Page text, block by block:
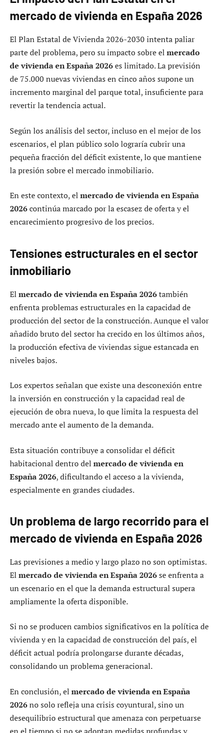
mercado de vivienda en España 2026
El Plan Estatal de Vivienda 2026-2030 intenta paliar
parte del problema, pero su impacto sobre el mercado
de vivienda en España 2026es limitado. La previsión
de 75.000 nuevas viviendas en cinco años supone un
incremento marginal del parque total, insuficiente para
revertir la tendencia actual.
Según los análisis del sector, incluso en el mejor de los
escenarios, el plan público solo lograría cubrir una
pequeña fracción del déficit existente, lo que mantiene
la presión sobre el mercado inmobiliario.
En este contexto, el mercado de vivienda en España
2026continúa marcado por la escasez de oferta y el
encarecimiento progresivo de los precios.
Tensiones estructurales en el sector
inmobiliario
El mercado de vivienda en España 2026también
enfrenta problemas estructurales en la capacidad de
producción del sector de la construcción. Aunque el valor
añadido bruto del sector ha crecido en los últimos años,
la producción efectiva de viviendas sigue estancada en
niveles bajos.
Los expertos señalan que existe una desconexión entre
la inversión en construcción y la capacidad real de
ejecución de obra nueva, lo que limita la respuesta del
mercado ante el aumento de la demanda.
Esta situación contribuye a consolidar el déficit
habitacional dentro del mercado de vivienda en
España 2026, dificultando el acceso a la vivienda,
especialmente en grandes ciudades.
Un problema de largo recorrido para el
mercado de vivienda en España 2026
Las previsiones a medio y largo plazo no son optimistas.
El mercado de vivienda en España 2026se enfrenta a
un escenario en el que la demanda estructural supera
ampliamente la oferta disponible.
Si no se producen cambios significativos en la política de
vivienda y en la capacidad de construcción del país, el
déficit actual podría prolongarse durante décadas,
consolidando un problema generacional.
En conclusión, el mercado de vivienda en España
2026no solo refleja una crisis coyuntural, sino un
desequilibrio estructural que amenaza con perpetuarse